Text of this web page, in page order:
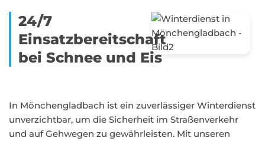
24/7
Einsatzbereitschaft
bei Schnee und Eis
In Mönchengladbach ist ein zuverlässiger Winterdienst
unverzichtbar, um die Sicherheit im Straßenverkehr
und auf Gehwegen zu gewährleisten. Mit unseren